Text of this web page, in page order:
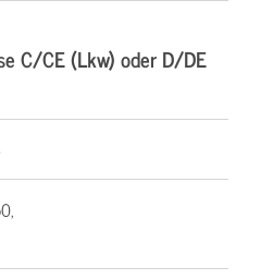
C/CE (Lkw) oder D/DE